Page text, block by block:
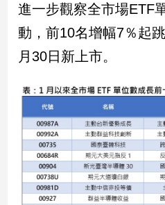
專
區
的
點】
進一步觀察全市場ETF
動，前10名增幅7％起
月30日新上市。